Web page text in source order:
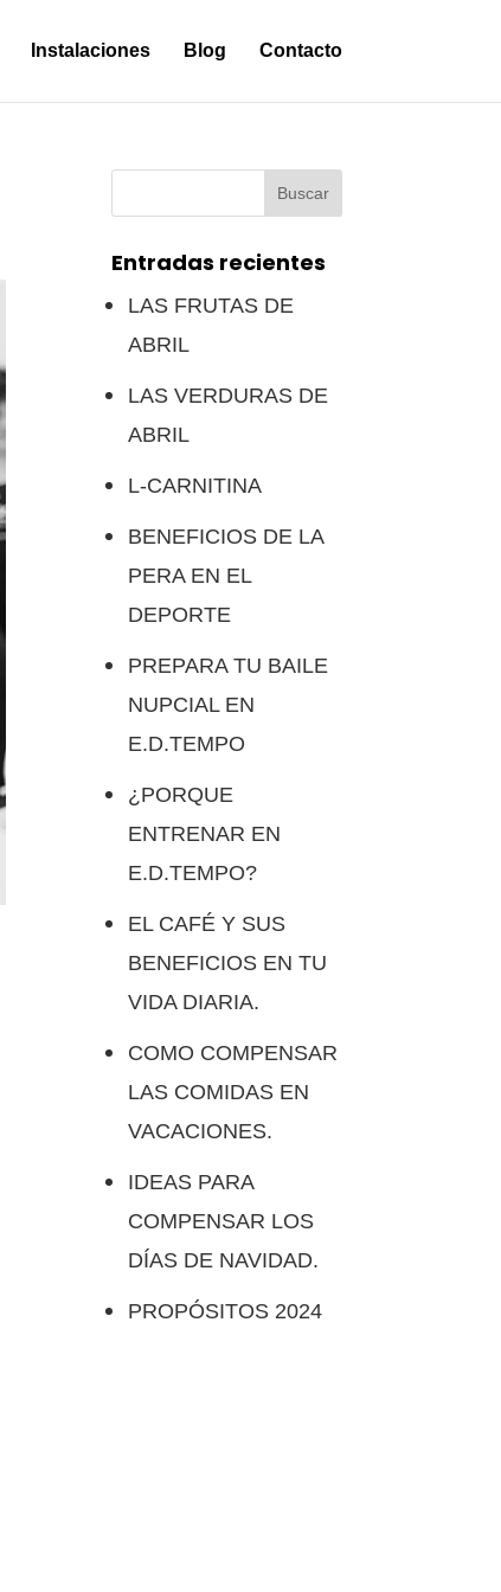
Instalaciones Blog Contacto
Entradas recientes
LAS FRUTAS DE
ABRIL
LAS VERDURAS DE
ABRIL
L-CARNITINA
BENEFICIOS DE LA
PERA EN EL
DEPORTE
PREPARA TU BAILE
NUPCIAL EN
E.D.TEMPO
¿PORQUE
ENTRENAR EN
E.D.TEMPO?
EL CAFÉ Y SUS
BENEFICIOS EN TU
VIDA DIARIA.
COMO COMPENSAR
LAS COMIDAS EN
VACACIONES.
IDEAS PARA
COMPENSAR LOS
DÍAS DE NAVIDAD.
PROPÓSITOS 2024